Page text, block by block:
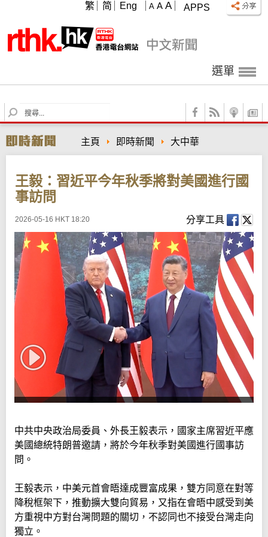
APPS
A A A
繁 简 Eng
選單
S
e
r
c
主頁 即時新聞 大中華
王毅：習近平今年秋季將對美國進行國
事訪問
2026-05-16 HKT 18:20 分享工具
中共中央政治局委員、外長王毅表示，國家主席習近平應
美國總統特朗普邀請，將於今年秋季對美國進行國事訪
問。
王毅表示，中美元首會晤達成豐富成果，雙方同意在對等
降稅框架下，推動擴大雙向貿易，又指在會晤中感受到美
方重視中方對台灣問題的關切，不認同也不接受台灣走向
獨立。